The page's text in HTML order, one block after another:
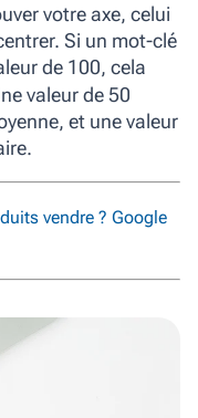
votre axe, celui
Si un mot-clé
de 100, cela
valeur de 50
et une valeur
vendre ? Google